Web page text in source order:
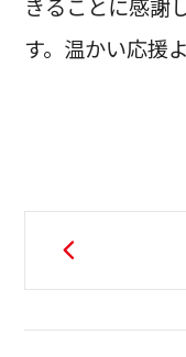
きることに感謝
す。温かい応援